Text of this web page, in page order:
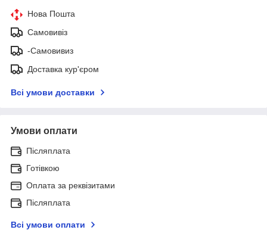
Нова Пошта
Самовивіз
-Самовивиз
Доставка кур'єром
Всі умови доставки
Умови оплати
Післяплата
Готівкою
Оплата за реквізитами
Післяплата
Всі умови оплати